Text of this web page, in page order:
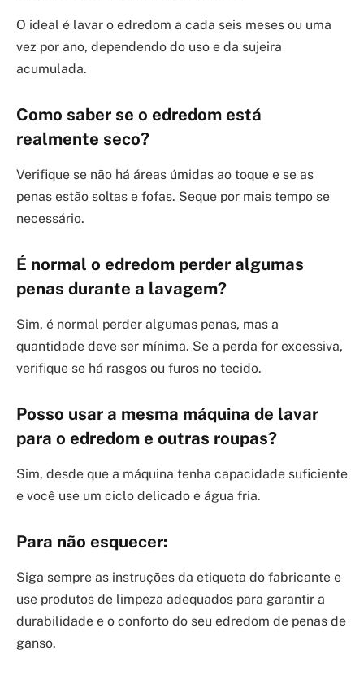
O ideal é lavar o edredom a cada seis meses ou uma
vez por ano, dependendo do uso e da sujeira
acumulada.
Como saber se o edredom está
realmente seco?
Verifique se não há áreas úmidas ao toque e se as
penas estão soltas e fofas. Seque por mais tempo se
necessário.
É normal o edredom perder algumas
penas durante a lavagem?
Sim, é normal perder algumas penas, mas a
quantidade deve ser mínima. Se a perda for excessiva,
verifique se há rasgos ou furos no tecido.
Posso usar a mesma máquina de lavar
para o edredom e outras roupas?
Sim, desde que a máquina tenha capacidade suficiente
e você use um ciclo delicado e água fria.
Para não esquecer:
Siga sempre as instruções da etiqueta do fabricante e
use produtos de limpeza adequados para garantir a
durabilidade e o conforto do seu edredom de penas de
ganso.